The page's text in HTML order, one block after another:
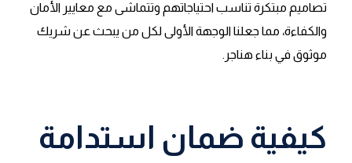
تصاميم مبتكرة تناسب احتياجاتهم وتتماشى مع معايير الأمان
والكفاءة، مما جعلنا الوجهة الأولى لكل من يبحث عن شريك
موثوق في بناء هناجر.
كيفية ضمان استدامة